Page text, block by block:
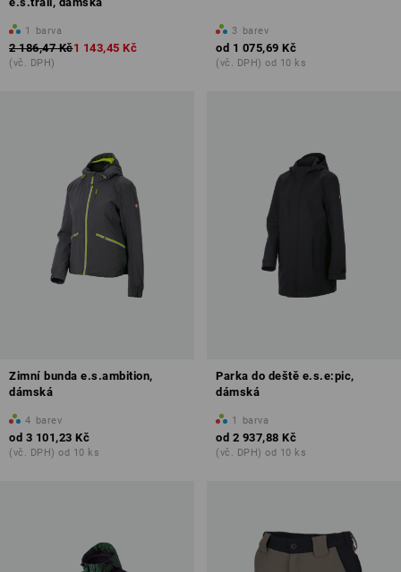
1 barva
2 186,47 Kč1 143,45 Kč
(vč. DPH)
3 barev
od 1 075,69 Kč
(vč. DPH) od 10 ks
Zimní bunda e.s.ambition,
dámská
4 barev
od 3 101,23 Kč
(vč. DPH) od 10 ks
Parka do deště e.s.e:pic,
dámská
1 barva
od 2 937,88 Kč
(vč. DPH) od 10 ks